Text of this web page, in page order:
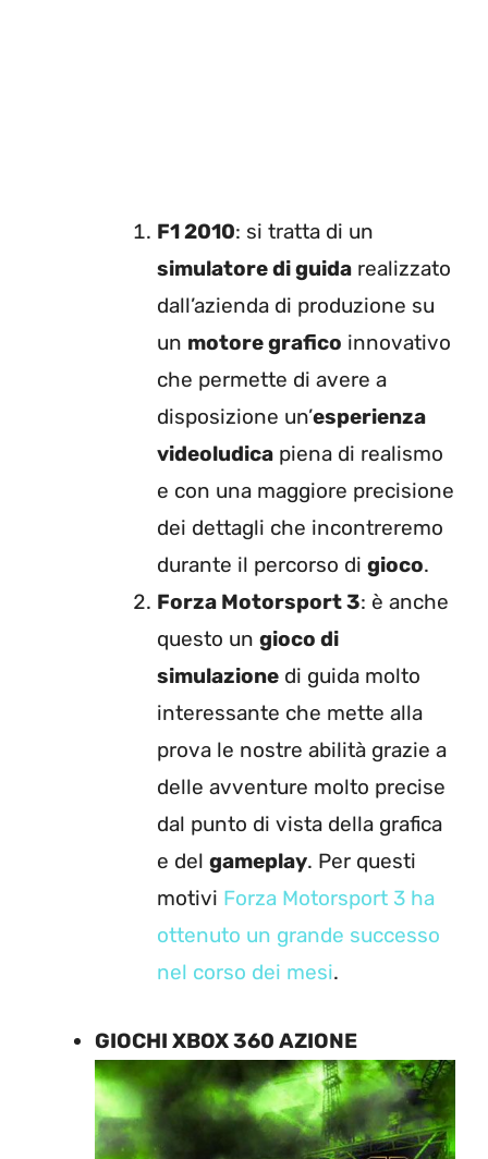
F1 2010: si tratta di un
simulatore di guida realizzato
dall’azienda di produzione su
un motore grafico innovativo
che permette di avere a
disposizione un’esperienza
videoludica piena di realismo
e con una maggiore precisione
dei dettagli che incontreremo
durante il percorso di gioco.
Forza Motorsport 3: è anche
questo un gioco di
simulazione di guida molto
interessante che mette alla
prova le nostre abilità grazie a
delle avventure molto precise
dal punto di vista della grafica
e del gameplay. Per questi
motivi Forza Motorsport 3 ha
ottenuto un grande successo
nel corso dei mesi.
GIOCHI XBOX 360 AZIONE